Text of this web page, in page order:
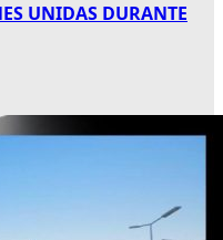
UNIDAS DURANTE